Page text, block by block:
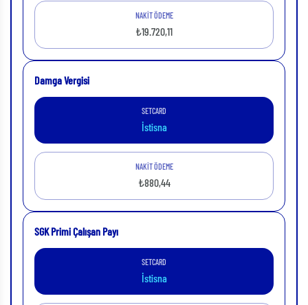
NAKİT ÖDEME
₺19.720,11
Damga Vergisi
SETCARD
İstisna
NAKİT ÖDEME
₺880,44
SGK Primi Çalışan Payı
SETCARD
İstisna